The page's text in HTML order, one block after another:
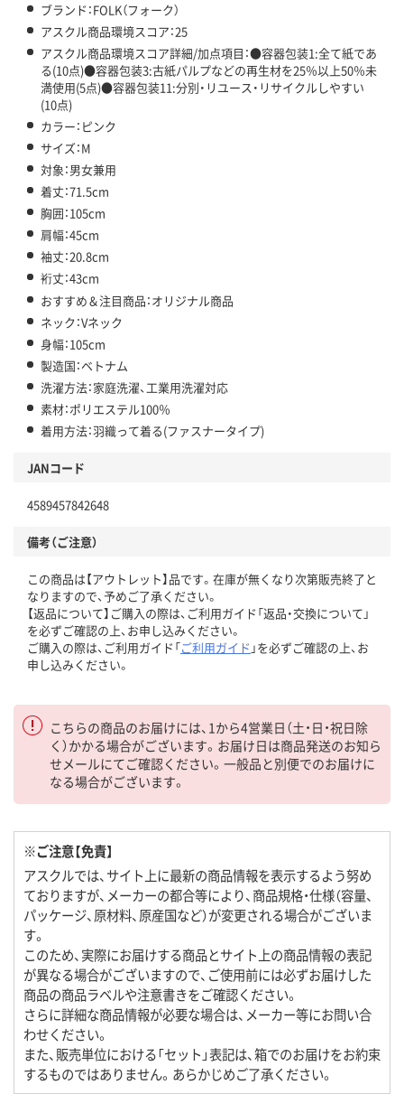
ブランド：FOLK（フォーク）
アスクル商品環境スコア：25
アスクル商品環境スコア詳細/加点項目：●容器包装1:全て紙であ
る(10点)●容器包装3:古紙パルプなどの再生材を25％以上50％未
満使用(5点)●容器包装11:分別・リユース・リサイクルしやすい
(10点)
カラー：ピンク
サイズ：M
対象：男女兼用
着丈：71.5cm
胸囲：105cm
肩幅：45cm
袖丈：20.8cm
裄丈：43cm
おすすめ＆注目商品：オリジナル商品
ネック：Vネック
身幅：105cm
製造国：ベトナム
洗濯方法：家庭洗濯、工業用洗濯対応
素材：ポリエステル100％
着用方法：羽織って着る(ファスナータイプ)
JANコード
4589457842648
備考（ご注意）
この商品は【アウトレット】品です。在庫が無くなり次第販売終了と
なりますので、予めご了承ください。
【返品について】ご購入の際は、ご利用ガイド「返品・交換について」
を必ずご確認の上、お申し込みください。
ご購入の際は、ご利用ガイド「ご利用ガイド 」を必ずご確認の上、お
申し込みください。
こちらの商品のお届けには、1から4営業日（土・日・祝日除
く）かかる場合がございます。お届け日は商品発送のお知ら
せメールにてご確認ください。一般品と別便でのお届けに
なる場合がございます。
※ご注意【免責】
アスクルでは、サイト上に最新の商品情報を表示するよう努め
ておりますが、メーカーの都合等により、商品規格・仕様（容量、
パッケージ、原材料、原産国など）が変更される場合がございま
す。
このため、実際にお届けする商品とサイト上の商品情報の表記
が異なる場合がございますので、ご使用前には必ずお届けした
商品の商品ラベルや注意書きをご確認ください。
さらに詳細な商品情報が必要な場合は、メーカー等にお問い合
わせください。
また、販売単位における「セット」表記は、箱でのお届けをお約束
するものではありません。あらかじめご了承ください。